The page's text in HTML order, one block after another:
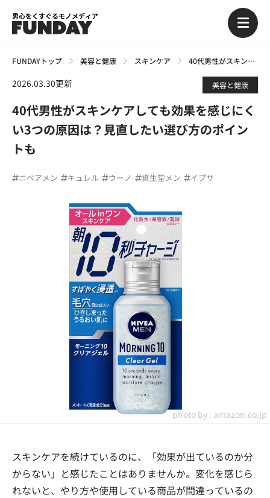
男心をくすぐるモノメディア
FUNDAYトップ 美容と健康 スキンケア 40代男性がスキンケアしても効果を感じにくい3つの原因は？見直したい選び方のポイントも
2026.03.30更新 美容と健康
40代男性がスキンケアしても効果を感じにく
い3つの原因は？見直したい選び方のポイン
トも
ニベアメン キュレル ウーノ 資生堂メン イプサ
photo by : amazon.co.jp
スキンケアを続けているのに、「効果が出ているのか分
からない」と感じたことはありませんか。変化を感じら
れないと、やり方や使用している商品が間違っているの